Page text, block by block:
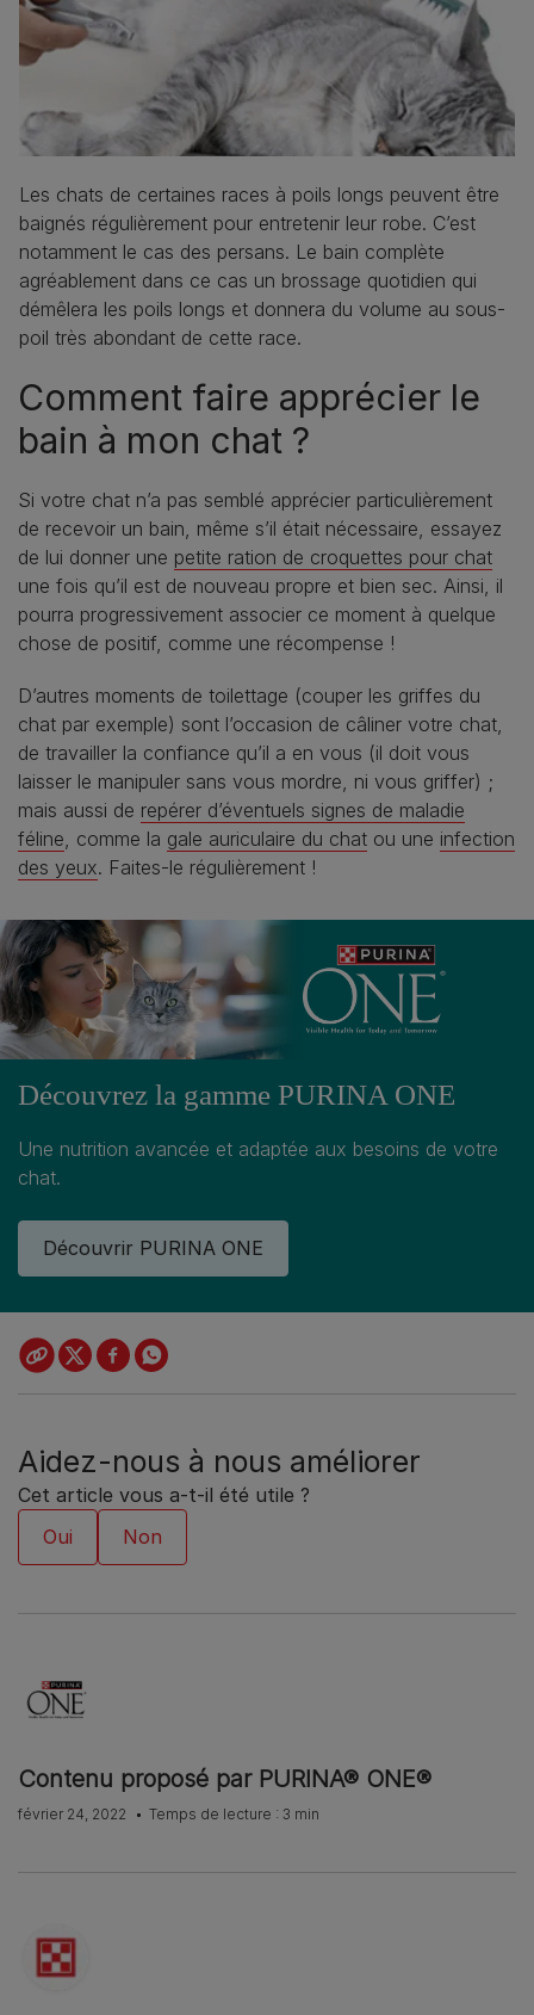
Les chats de certaines races à poils longs peuvent être
baignés régulièrement pour entretenir leur robe. C’est
notamment le cas des persans. Le bain complète
agréablement dans ce cas un brossage quotidien qui
démêlera les poils longs et donnera du volume au sous-
poil très abondant de cette race.
Comment faire apprécier le
bain à mon chat ?
Si votre chat n’a pas semblé apprécier particulièrement
de recevoir un bain, même s’il était nécessaire, essayez
de lui donner une petite ration de croquettes pour chat
une fois qu’il est de nouveau propre et bien sec. Ainsi, il
pourra progressivement associer ce moment à quelque
chose de positif, comme une récompense !
D’autres moments de toilettage (couper les griffes du
chat par exemple) sont l’occasion de câliner votre chat,
de travailler la confiance qu’il a en vous (il doit vous
laisser le manipuler sans vous mordre, ni vous griffer) ;
mais aussi de repérer d’éventuels signes de maladie
féline, comme la gale auriculaire du chat ou une infection
des yeux. Faites-le régulièrement !
Découvrez la gamme PURINA ONE
Une nutrition avancée et adaptée aux besoins de votre
chat.
Découvrir PURINA ONE
Aidez-nous à nous améliorer
Cet article vous a-t-il été utile ?
Contenu proposé par PURINA® ONE®
février 24, 2022 Temps de lecture : 3 min